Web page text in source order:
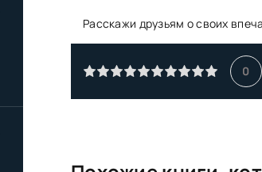
Расскажи друзьям о своих
0